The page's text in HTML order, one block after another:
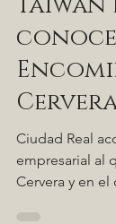
El
Taiwán
conoce
Ciudad Real